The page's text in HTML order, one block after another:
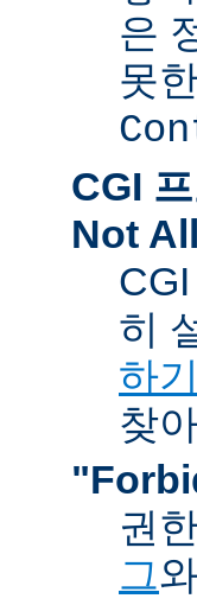
은
못
CGI
Not
히
하기
찾
권
그